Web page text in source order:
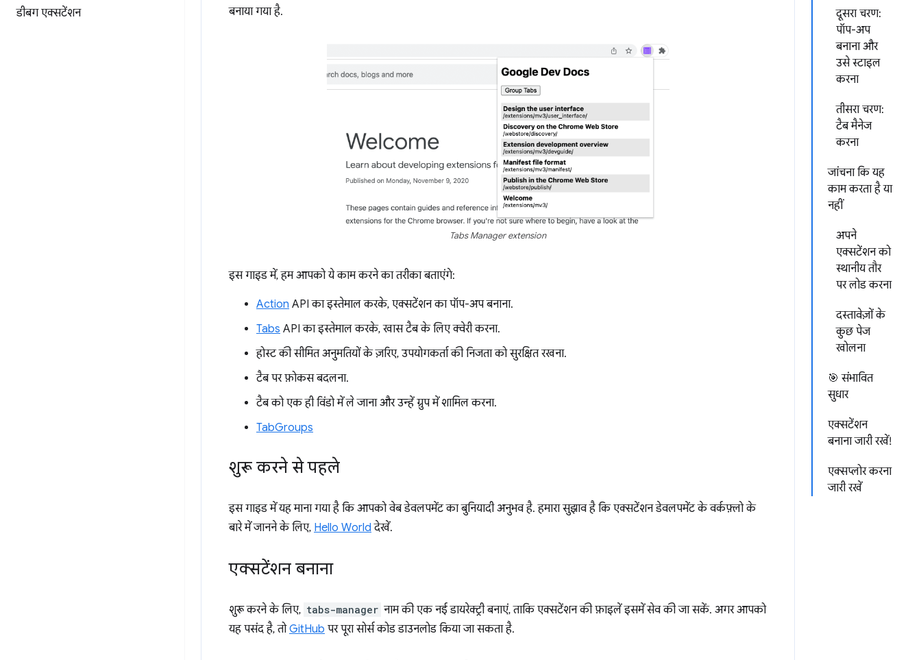
डीबग एक्सटेंशन
दूसरा चरण:
पॉप-अप
बनाना और
उसे स्टाइल
करना
तीसरा चरण:
टैब मैनेज
करना
जांचना कि यह
काम करता है या
नहीं
अपने
एक्सटेंशन को
स्थानीय तौर
पर लोड करना
दस्तावेज़ों के
कुछ पेज
खोलना
🎯 संभावित
सुधार
एक्सटेंशन
बनाना जारी रखें!
एक्सप्लोर करना
जारी रखें
बनाया गया है.
Tabs Manager extension
इस गाइड में, हम आपको ये काम करने का तरीका बताएंगे:
Action API का इस्तेमाल करके, एक्सटेंशन का पॉप-अप बनाना.
Tabs API का इस्तेमाल करके, खास टैब के लिए क्वेरी करना.
होस्ट की सीमित अनुमतियों के ज़रिए, उपयोगकर्ता की निजता को सुरक्षित रखना.
टैब पर फ़ोकस बदलना.
टैब को एक ही विंडो में ले जाना और उन्हें ग्रुप में शामिल करना.
TabGroups
शुरू करने से पहले
इस गाइड में यह माना गया है कि आपको वेब डेवलपमेंट का बुनियादी अनुभव है. हमारा सुझाव है कि एक्सटेंशन डेवलपमेंट के वर्कफ़्लो के
बारे में जानने के लिए, Hello World देखें.
एक्सटेंशन बनाना
शुरू करने के लिए, tabs-manager नाम की एक नई डायरेक्ट्री बनाएं, ताकि एक्सटेंशन की फ़ाइलें इसमें सेव की जा सकें. अगर आपको
यह पसंद है, तोGitHub पर पूरा सोर्स कोड डाउनलोड किया जा सकता है.